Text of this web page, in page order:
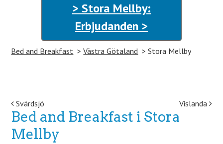
> Stora Mellby:
Erbjudanden >
Bed and Breakfast Västra Götaland Stora Mellby
Post navigation
Svärdsjö Vislanda
Bed and Breakfast i Stora
Mellby